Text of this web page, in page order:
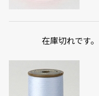
在庫切れです。